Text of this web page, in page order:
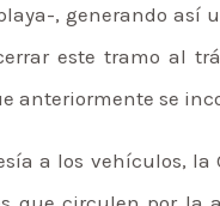
, generando así
este tramo al
anteriormente se
a los vehículos,